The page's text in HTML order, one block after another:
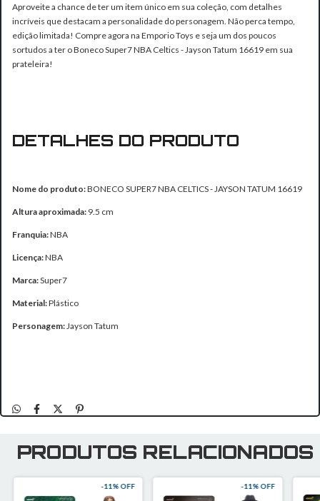
Aproveite a chance de ter um item único em sua coleção, com detalhes
incríveis que destacam a personalidade do personagem. Não perca tempo,
edição limitada! Compre agora na Emporio Toys e seja um dos poucos
sortudos a ter o Boneco Super7 NBA Celtics - Jayson Tatum 16619 em sua
prateleira!
DETALHES DO PRODUTO
Nome do produto:BONECO SUPER7 NBA CELTICS - JAYSON TATUM 16619
Altura aproximada: 9.5 cm
Franquia:NBA
Licença:NBA
Marca:Super7
Material:Plástico
Personagem: Jayson Tatum
PRODUTOS RELACIONADOS
-11% OFF -11% OFF